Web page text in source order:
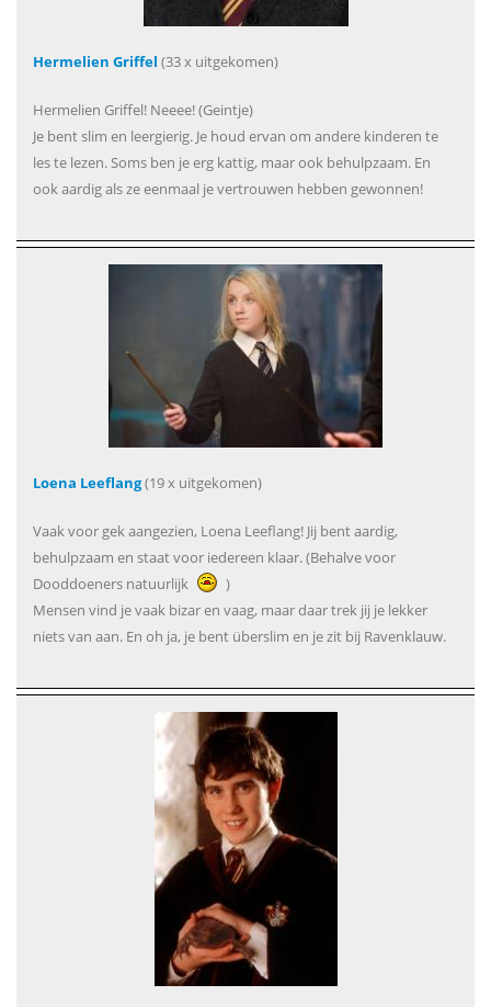
Hermelien Griffel (33 x uitgekomen)
Hermelien Griffel! Neeee! (Geintje)
Je bent slim en leergierig. Je houd ervan om andere kinderen te
les te lezen. Soms ben je erg kattig, maar ook behulpzaam. En
ook aardig als ze eenmaal je vertrouwen hebben gewonnen!
Loena Leeflang(19 x uitgekomen)
Vaak voor gek aangezien, Loena Leeflang! Jij bent aardig,
behulpzaam en staat voor iedereen klaar. (Behalve voor
Dooddoeners natuurlijk
)
Mensen vind je vaak bizar en vaag, maar daar trek jij je lekker
niets van aan. En oh ja, je bent überslim en je zit bij Ravenklauw.